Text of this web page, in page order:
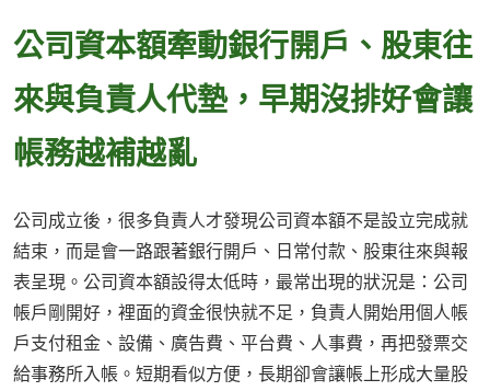
公司資本額牽動銀行開戶、股東往
來與負責人代墊，早期沒排好會讓
帳務越補越亂
公司成立後，很多負責人才發現公司資本額不是設立完成就
結束，而是會一路跟著銀行開戶、日常付款、股東往來與報
表呈現。公司資本額設得太低時，最常出現的狀況是：公司
帳戶剛開好，裡面的資金很快就不足，負責人開始用個人帳
戶支付租金、設備、廣告費、平台費、人事費，再把發票交
給事務所入帳。短期看似方便，長期卻會讓帳上形成大量股